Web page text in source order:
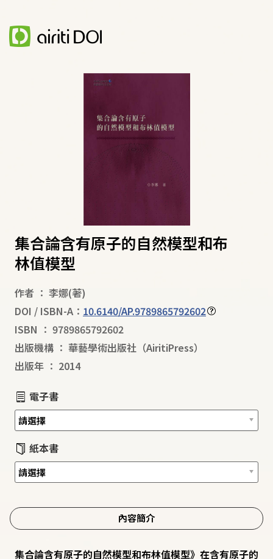
集合論含有原子的自然模型和布
林值模型
作者 ： 李娜(著)
DOI / ISBN-A： 10.6140/AP.9789865792602
ISBN ： 9789865792602
出版機構 ： 華藝學術出版社（AiritiPress）
出版年 ： 2014
電子書
紙本書
內容簡介
集合論含有原子的自然模型和布林值模型》在含有原子的